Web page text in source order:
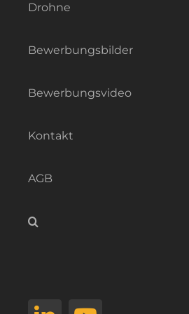
Drohne
Bewerbungsbilder
Bewerbungsvideo
Kontakt
AGB